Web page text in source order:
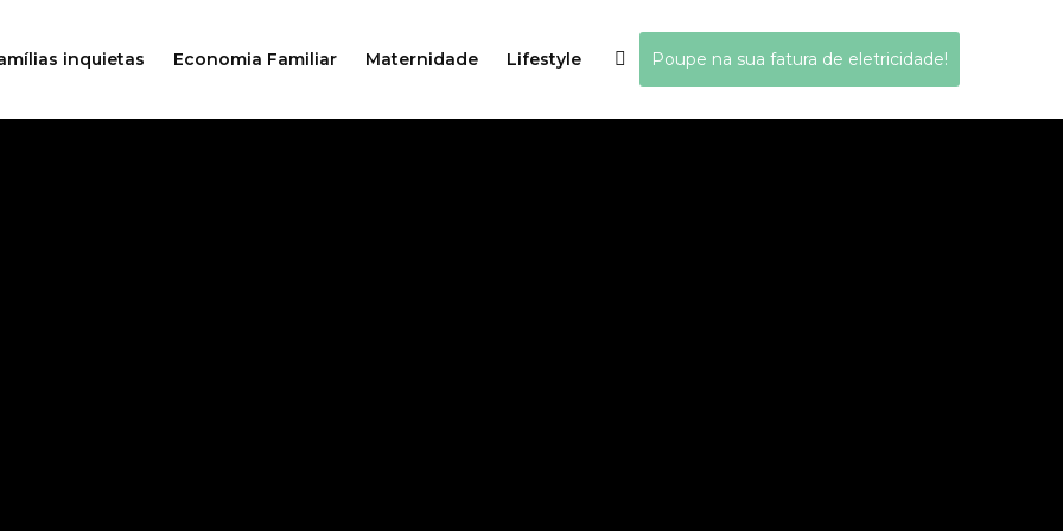
inquietas Economia Familiar Maternidade Lifestyle Poupe na sua fatura de eletricidade!